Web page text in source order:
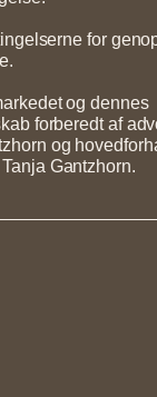
for
og dennes
forberedt af
og
Gantzhorn.